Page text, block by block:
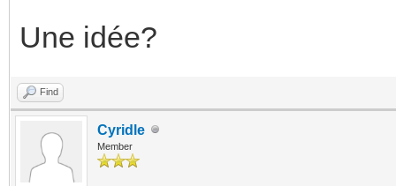
checking for
checking for
checking minix/
checking minix/
checking for minix/
Une idée?
Find
Cyridle
Member